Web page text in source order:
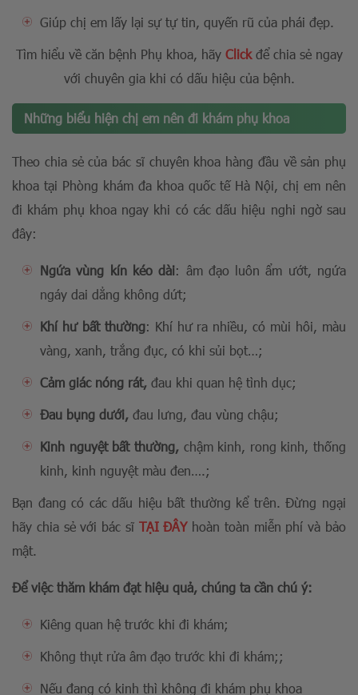
Giúp chị em lấy lại sự tự tin, quyến rũ của phái đẹp.
Tìm hiểu về căn bệnh Phụ khoa, hãy Click để chia sẻ ngay
với chuyên gia khi có dấu hiệu của bệnh.
Những biểu hiện chị em nên đi khám phụ khoa
Theo chia sẻ của bác sĩ chuyên khoa hàng đầu về sản phụ
khoa tại Phòng khám đa khoa quốc tế Hà Nội, chị em nên
đi khám phụ khoa ngay khi có các dấu hiệu nghi ngờ sau
đây:
Ngứa vùng kín kéo dài: âm đạo luôn ẩm ướt, ngứa
ngáy dai dẳng không dứt;
Khí hư bất thường: Khí hư ra nhiều, có mùi hôi, màu
vàng, xanh, trắng đục, có khi sủi bọt…;
Cảm giác nóng rát, đau khi quan hệ tình dục;
Đau bụng dưới, đau lưng, đau vùng chậu;
Kinh nguyệt bất thường,chậm kinh, rong kinh, thống
kinh, kinh nguyệt màu đen….;
Bạn đang có các dấu hiệu bất thường kể trên. Đừng ngại
hãy chia sẻ với bác sĩ TẠI ĐÂYhoàn toàn miễn phí và bảo
mật.
Để việc thăm khám đạt hiệu quả, chúng ta cần chú ý:
Kiêng quan hệ trước khi đi khám;
Không thụt rửa âm đạo trước khi đi khám;;
Nếu đang có kinh thì không đi khám phụ khoa